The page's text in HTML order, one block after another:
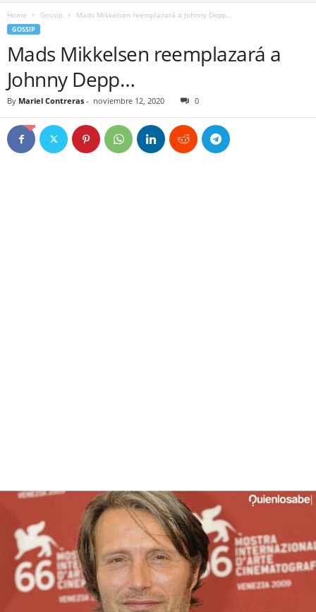
Home Gossip Mads Mikkelsen reemplazará a Johnny Depp…
GOSSIP
Mads Mikkelsen reemplazará a
Johnny Depp…
By Mariel Contreras - noviembre 12, 2020 0